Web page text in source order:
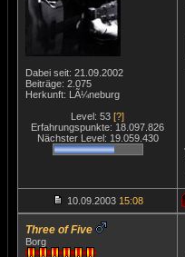
Dabei seit: 21.09.2002
Beiträge: 2.075
Herkunft: LÃ¼neburg
Level: 53 [?]
Erfahrungspunkte: 18.097.826
Nächster Level: 19.059.430
10.09.2003 15:08
Three of Five
Borg